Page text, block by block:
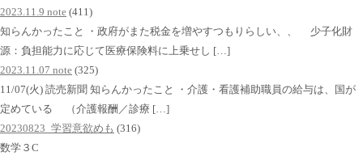
2023.11.9 note (411)
知らんかったこと ・政府がまた税金を増やすつもりらしい、、 少子化財
源：負担能力に応じて医療保険料に上乗せし […]
2023.11.07 note (325)
11/07(火) 読売新聞 知らんかったこと ・介護・看護補助職員の給与は、国が
定めている （介護報酬／診療 […]
20230823_学習意欲めも (316)
数学３C